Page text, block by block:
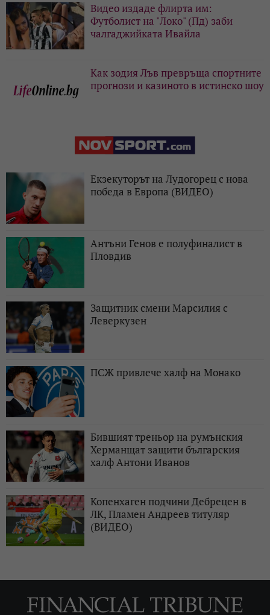
Видео издаде флирта им:
Футболист на "Локо" (Пд) заби
чалгаджийката Ивайла
Как зодия Лъв превръща спортните
прогнози и казиното в истинско шоу
Екзекуторът на Лудогорец с нова
победа в Европа (ВИДЕО)
Антъни Генов е полуфиналист в
Пловдив
Защитник смени Марсилия с
Леверкузен
ПСЖ привлече халф на Монако
Бившият треньор на румънския
Херманщат защити българския
халф Антони Иванов
Копенхаген подчини Дебрецен в
ЛК, Пламен Андреев титуляр
(ВИДЕО)